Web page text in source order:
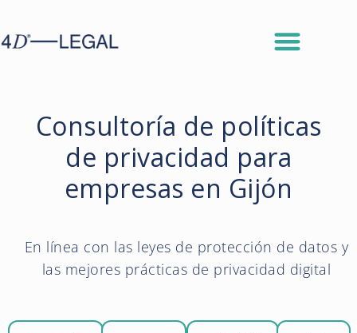
Consultoría de políticas
de privacidad para
empresas en Gijón
En línea con las leyes de protección de datos y
las mejores prácticas de privacidad digital